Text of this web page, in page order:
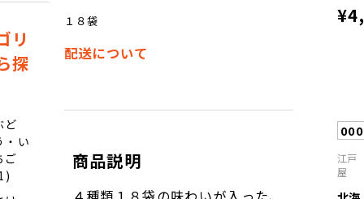
リ
探
ど
・い
ご
１８袋
配送について
商品説明
×18
モン
＆キ
ャラ
メル
×各
９）
江戸
屋